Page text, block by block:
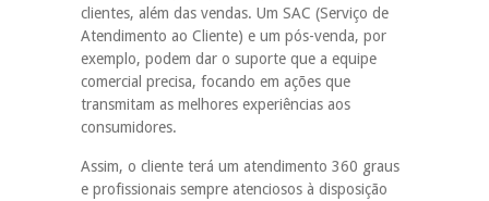
clientes, além das vendas. Um SAC (Serviço de
Atendimento ao Cliente) e um pós-venda, por
exemplo, podem dar o suporte que a equipe
comercial precisa, focando em ações que
transmitam as melhores experiências aos
consumidores.
Assim, o cliente terá um atendimento 360 graus
e profissionais sempre atenciosos à disposição